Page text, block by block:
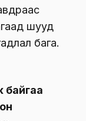
шууд
бага.
байгаа